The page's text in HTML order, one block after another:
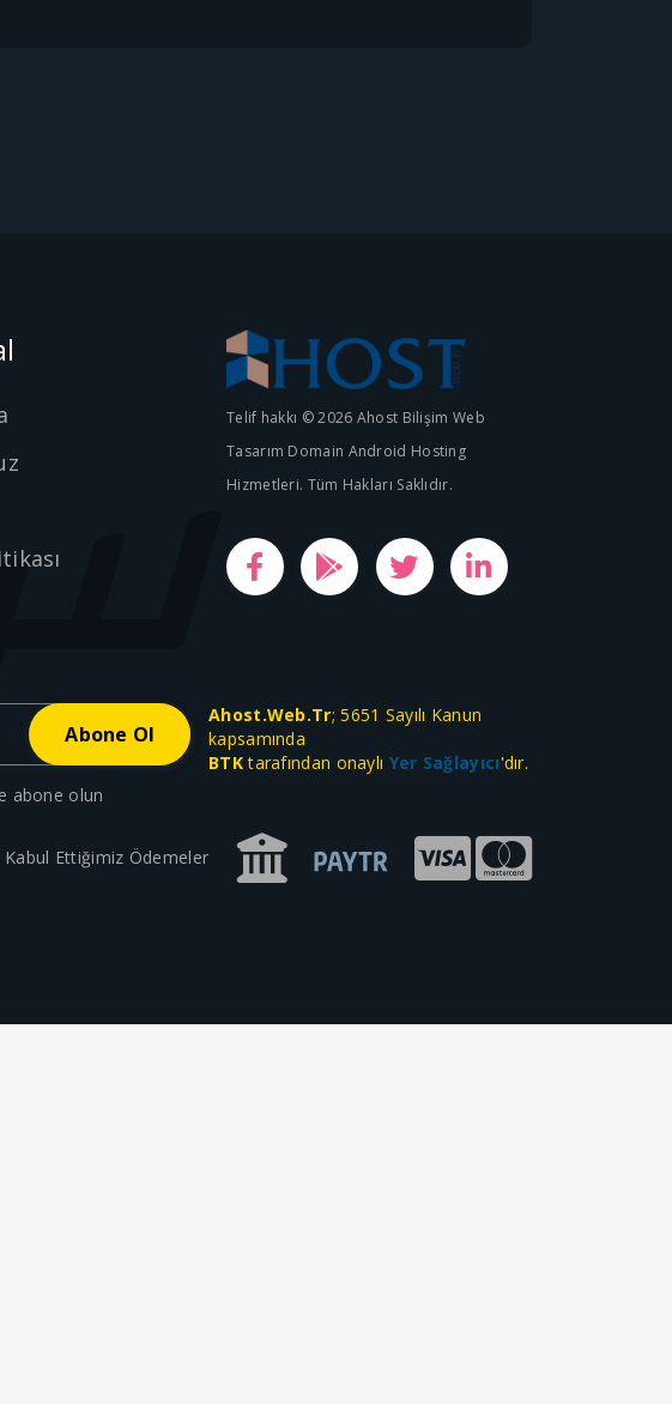
Telif hakkı © 2026 Ahost Bilişim Web
Tasarım Domain Android Hosting
Hizmetleri. Tüm Hakları Saklıdır.
abone olun
Ahost.Web.Tr; 5651 Sayılı Kanun
kapsamında
BTKtarafından onaylı Yer Sağlayıcı'dır.
Kabul Ettiğimiz Ödemeler